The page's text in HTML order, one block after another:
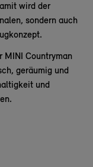
wird der
sondern auch
MINI Countryman
geräumig und
und